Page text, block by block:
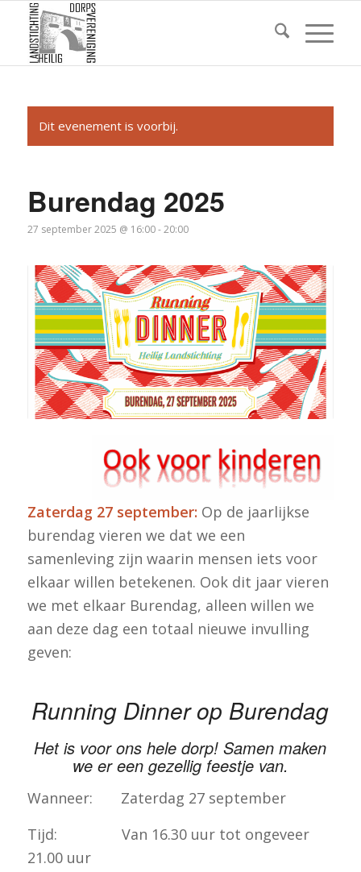
Dit evenement is voorbij.
Burendag 2025
27 september 2025 @ 16:00-20:00
Zaterdag 27 september: Op de jaarlijkse
burendag vieren we dat we een
samenleving zijn waarin mensen iets voor
elkaar willen betekenen. Ook dit jaar vieren
we met elkaar Burendag, alleen willen we
aan deze dag een totaal nieuwe invulling
geven:
Running Dinner op Burendag
Het is voor ons hele dorp! Samen maken
we er een gezellig feestje van.
Wanneer: Zaterdag 27 september
Tijd: Van 16.30 uur tot ongeveer
21.00 uur